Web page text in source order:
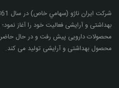
محصول بهداشتی و آرایشی تولید می کند.